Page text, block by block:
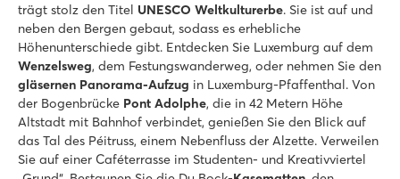
trägt stolz den Titel UNESCO Weltkulturerbe. Sie ist auf und
neben den Bergen gebaut, sodass es erhebliche
Höhenunterschiede gibt. Entdecken Sie Luxemburg auf dem
Wenzelsweg, dem Festungswanderweg, oder nehmen Sie den
gläsernen Panorama-Aufzug in Luxemburg-Pfaffenthal. Von
der Bogenbrücke Pont Adolphe, die in 42 Metern Höhe
Altstadt mit Bahnhof verbindet, genießen Sie den Blick auf
das Tal des Péitruss, einem Nebenfluss der Alzette. Verweilen
Sie auf einer Caféterrasse im Studenten- und Kreativviertel